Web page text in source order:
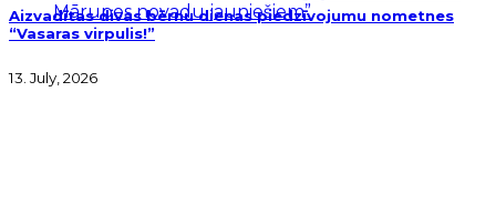
Aizvadītas divas bērnu dienas piedzīvojumu nometnes
“Vasaras virpulis!”
13. July, 2026
Mārupes novadu jauniešiem”